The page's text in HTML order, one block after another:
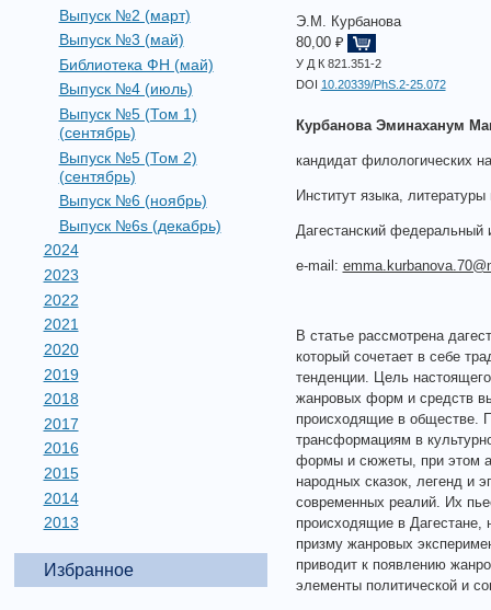
Выпуск №2 (март)
Выпуск №3 (май)
Библиотека ФН (май)
Выпуск №4 (июль)
Выпуск №5 (Том 1)
(сентябрь)
Выпуск №5 (Том 2)
(сентябрь)
Выпуск №6 (ноябрь)
Выпуск №6s (декабрь)
2024
2023
2022
2021
2020
2019
2018
2017
2016
2015
2014
2013
Избранное
Э.М. Курбанова
80,00 ₽
У Д К 821.351-2
DOI
10.20339/PhS.2-25.072
Курбанова Эминаханум
кандидат филологических
Институт языка,
Дагестанский федеральный
e-mail:
В статье рассмотрена
который сочетает в себе
тенденции. Цель
жанровых форм и средств
происходящие в обществе.
трансформациям в
формы и сюжеты, при этом
народных сказок, легенд и
современных реалий. Их
происходящие в Дагестане,
призму жанровых
приводит к появлению
элементы политической и